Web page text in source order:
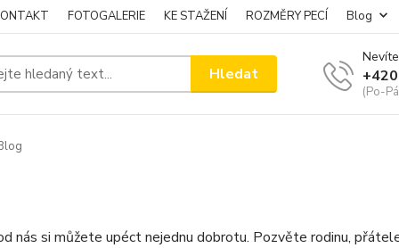
FOTOGALERIE KE STAŽENÍ ROZMĚRY PECÍ Blog
Hledat
(Po-
nás si můžete upéct nejednu dobrotu. Pozvěte rodinu,